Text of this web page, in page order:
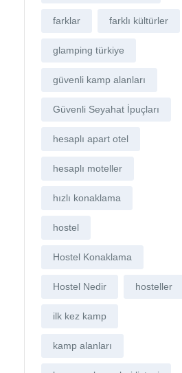
farklar farklı kültürler
glamping türkiye
güvenli kamp alanları
Güvenli Seyahat İpuçları
hesaplı apart otel
hesaplı moteller
hızlı konaklama
hostel
Hostel Konaklama
Hostel Nedir hosteller
ilk kez kamp
kamp alanları